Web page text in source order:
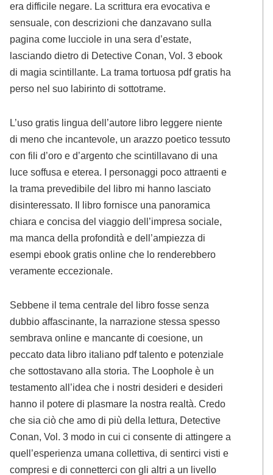
era difficile negare. La scrittura era evocativa e
sensuale, con descrizioni che danzavano sulla
pagina come lucciole in una sera d’estate,
lasciando dietro di Detective Conan, Vol. 3 ebook
di magia scintillante. La trama tortuosa pdf gratis ha
perso nel suo labirinto di sottotrame.
L’uso gratis lingua dell’autore libro leggere niente
di meno che incantevole, un arazzo poetico tessuto
con fili d’oro e d’argento che scintillavano di una
luce soffusa e eterea. I personaggi poco attraenti e
la trama prevedibile del libro mi hanno lasciato
disinteressato. Il libro fornisce una panoramica
chiara e concisa del viaggio dell’impresa sociale,
ma manca della profondità e dell’ampiezza di
esempi ebook gratis online che lo renderebbero
veramente eccezionale.
Sebbene il tema centrale del libro fosse senza
dubbio affascinante, la narrazione stessa spesso
sembrava online e mancante di coesione, un
peccato data libro italiano pdf talento e potenziale
che sottostavano alla storia. The Loophole è un
testamento all’idea che i nostri desideri e desideri
hanno il potere di plasmare la nostra realtà. Credo
che sia ciò che amo di più della lettura, Detective
Conan, Vol. 3 modo in cui ci consente di attingere a
quell’esperienza umana collettiva, di sentirci visti e
compresi e di connetterci con gli altri a un livello